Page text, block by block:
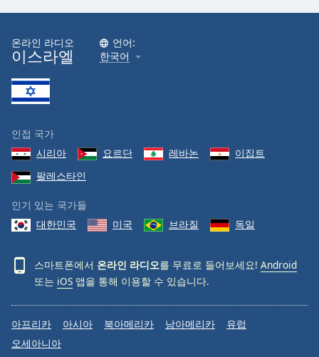
온라인 라디오
이스라엘
언어:
한국어
인접 국가
시리아
요르단 레바논
이집트
팔레스타인
인기 있는 국가들
대한민국
미국 브라질 독일
스마트폰에서 온라인 라디오를 무료로 들어보세요! Android
또는 iOS 앱을 통해 이용할 수 있습니다.
아프리카 아시아 북아메리카 남아메리카
유럽
오세아니아